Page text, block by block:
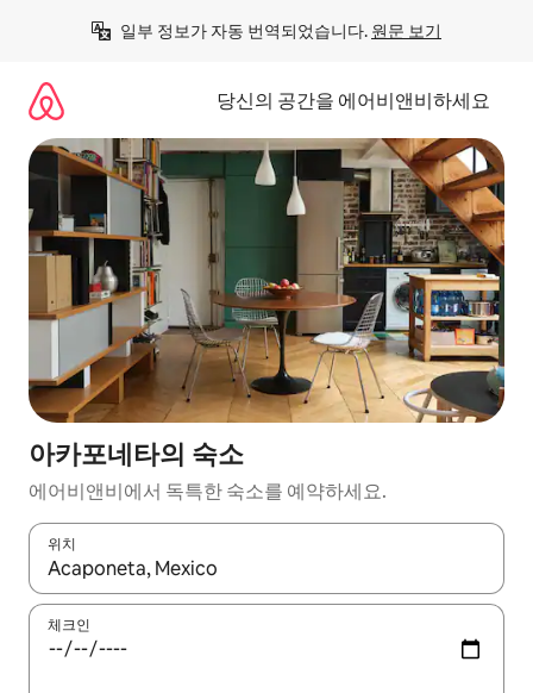
일부 정보가 자동 번역되었습니다. 원문 보기
당신의 공간을 에어비앤비하세요
아카포네타의 숙소
에어비앤비에서 독특한 숙소를 예약하세요.
위치
결과가 나오면 위·아래 화살표 키를 사용하거나 터치 또는 스와이
체크인